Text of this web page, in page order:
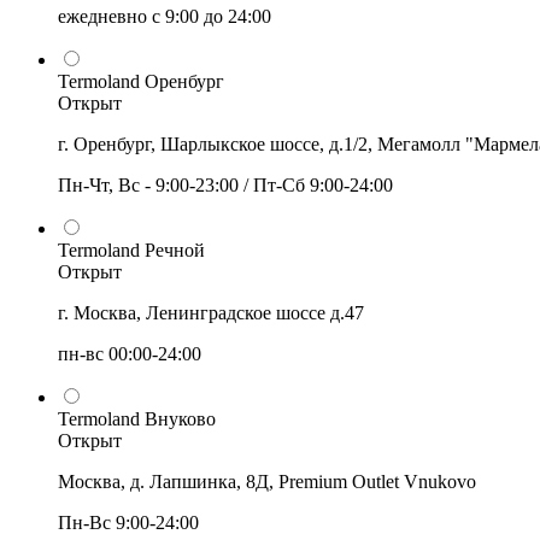
ежедневно с 9:00 до 24:00
Termoland Оренбург
Открыт
г. Оренбург, Шарлыкское шоссе, д.1/2, Мегамолл
Пн-Чт, Вс - 9:00-23:00 / Пт-Сб 9:00-24:00
Termoland Речной
Открыт
г. Москва, Ленинградское шоссе д.47
пн-вс 00:00-24:00
Termoland Внуково
Открыт
Москва, д. Лапшинка, 8Д, Premium Outlet Vnukovo
Пн-Вс 9:00-24:00